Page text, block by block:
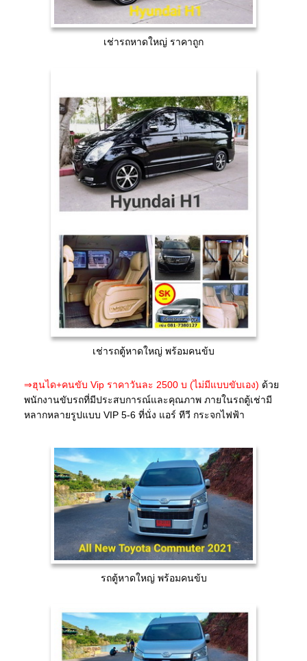
เช่ารถหาดใหญ่ ราคาถูก
เช่ารถตู้หาดใหญ่ พร้อมคนข้บ
⇒ฮุนได+คนขับ Vip ราคาวันละ 2500 บ (ไม่มีแบบขับเอง) ด้วย
พนักงานขับรถที่มีประสบการณ์และคุณภาพ ภายในรถตู้เช่ามี
หลากหลายรูปแบบ VIP 5-6 ที่นั่ง แอร์ ทีวี กระจกไฟฟ้า
รถตู้หาดใหญ่ พร้อมคนข้บ